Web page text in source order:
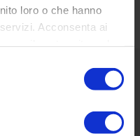
loro o che hanno
Acconsenta ai